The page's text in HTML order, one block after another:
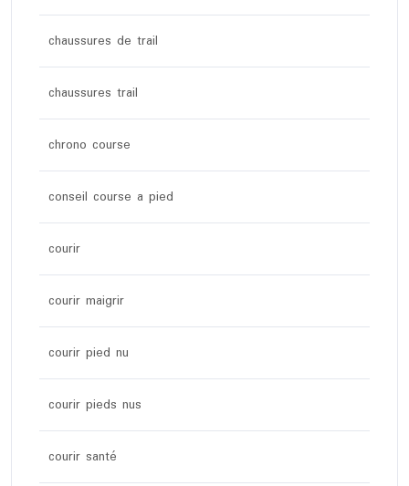
chaussures de trail
chaussures trail
chrono course
conseil course a pied
courir
courir maigrir
courir pied nu
courir pieds nus
courir santé